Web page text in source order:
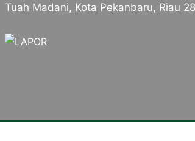
Tuah Madani, Kota Pekanbaru, Riau